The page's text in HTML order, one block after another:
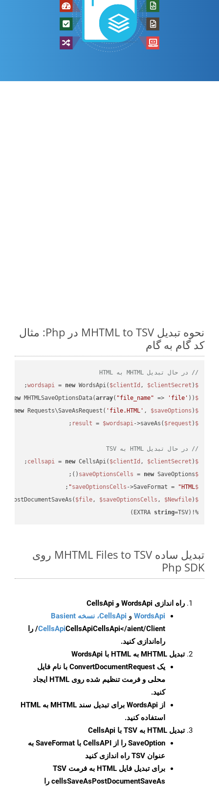
نحوه تبدیل MHTML to TSV در Php: مثال
کد گام به گام
// در حال تبدیل MHTML به HTML
$wordsapi
= new WordsApi( $clientId , $clientSecret );
$saveOptions
new MHTMLSaveOptionsData(array( "file_name" => 'file' ));
$request
new Requests\SaveAsRequest( 'file.HTML' , $saveOptions );
$result
= $wordsapi->saveAs( $request
// در حال تبدیل HTML به TSV
$cellsapi
= new CellsApi( $clientId , $clientSecret );
$saveOptionsCells
= new SaveOptions();
$saveOptionsCells
->SaveFormat = "HTML"
;
$cellsApiResult
$file, $saveOptionsCells , $Newfile
%!(EXTRA
string=TSV)
تبدیل ساده MHTML Files to TSV روی
Php SDK
راه اندازی WordsApi و CellsApi
WordsApi و CellsApi، نسخه Basient
CellsApiCellsApi
CellsApi</aient/Client/ را
راه‌اندازی کنید.
تبدیل MHTML به HTML با WordsApi
یک ConvertDocumentRequest با نام فایل
محلی و فرمت تنظیم شده روی HTML ایجاد
کنید.
از WordsApi برای تبدیل سند MHTML به HTML
استفاده کنید.
تبدیل HTML به TSV با CellsApi
SaveOption
را از CellsAPI با SaveFormat به
عنوان TSV راه اندازی کنید
برای تبدیل فایل HTML به فرمت
TSV
cellsSaveAsPostDocumentSaveAs را